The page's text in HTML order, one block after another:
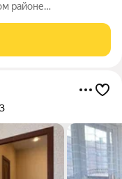
районе
кондиционера.